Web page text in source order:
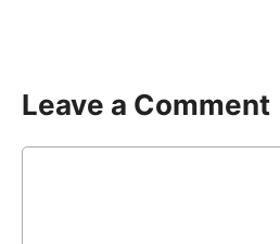
Leave a Comment
Comment